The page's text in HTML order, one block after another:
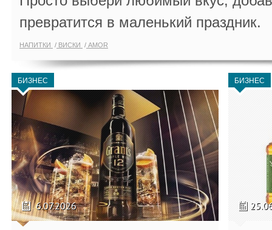
превратится в маленький праздник.
НАПИТКИ ВИСКИ AMOR
БИЗНЕС
6.07.2026
БИЗНЕС